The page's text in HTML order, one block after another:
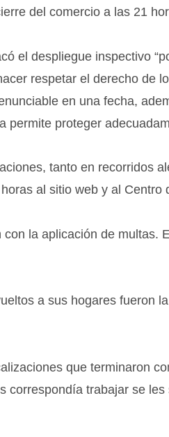
del comercio a las 21
el despliegue inspectivo
respetar el derecho de
en una fecha,
permite proteger
tanto en recorridos
al sitio web y al Centro
la aplicación de multas.
a sus hogares fueron
que terminaron
correspondía trabajar se